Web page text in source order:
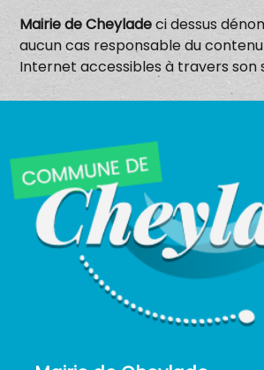
Mairie de Cheyladeci dessus
aucun cas responsable du
Internet accessibles à travers son